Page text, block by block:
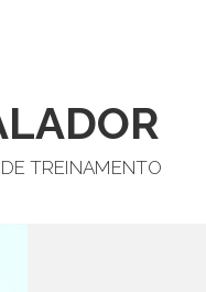
TREINAMENTO